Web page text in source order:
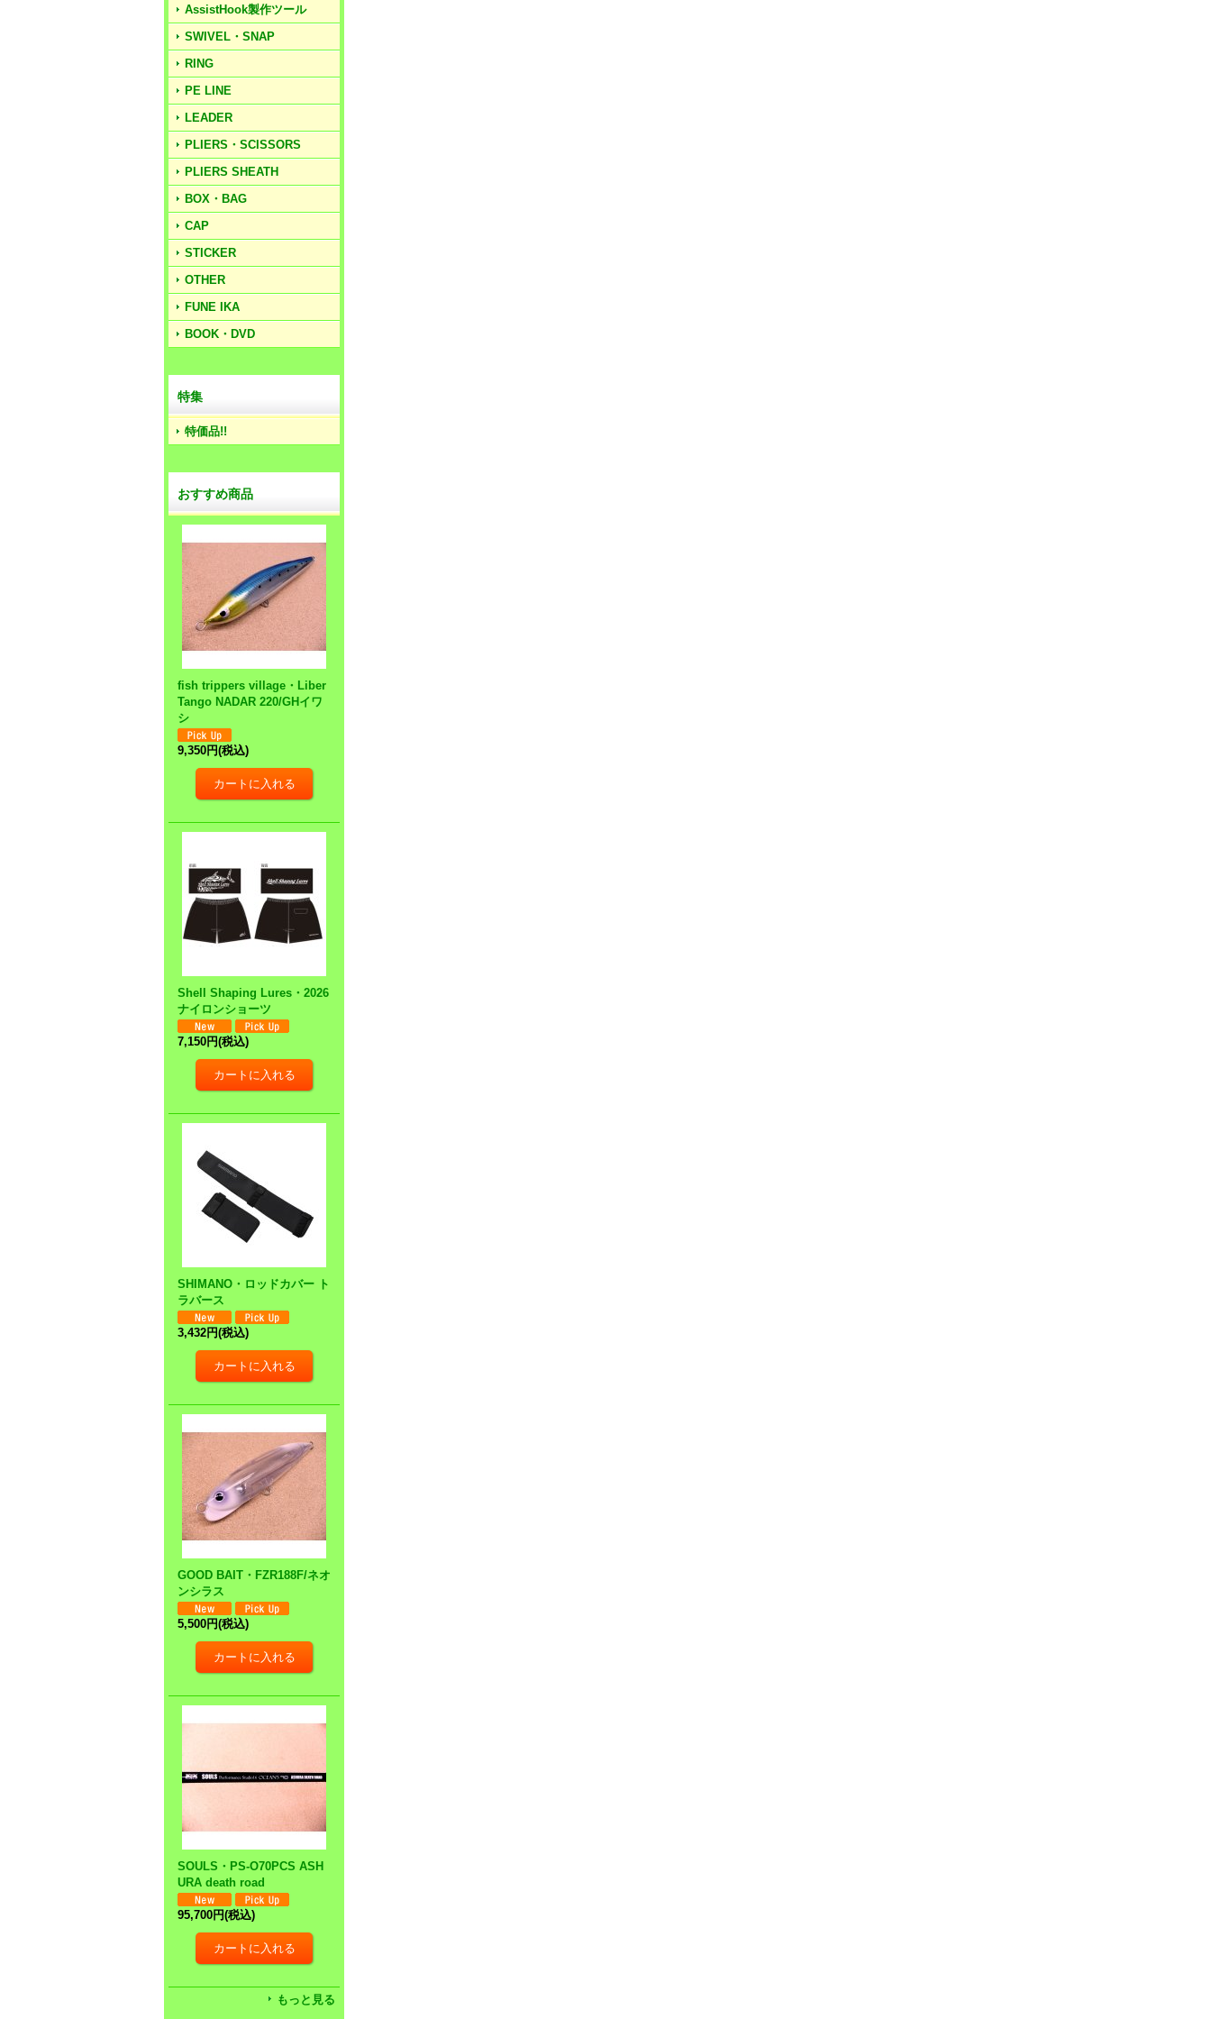
AssistHook製作ツール
SWIVEL・SNAP
RING
PE LINE
LEADER
PLIERS・SCISSORS
PLIERS SHEATH
BOX・BAG
CAP
STICKER
OTHER
FUNE IKA
BOOK・DVD
特集
特価品!!
おすすめ商品
fish trippers village・Liber
Tango NADAR 220/GHイワ
シ
9,350円(税込)
Shell Shaping Lures・2026
ナイロンショーツ
7,150円(税込)
SHIMANO・ロッドカバー ト
ラバース
3,432円(税込)
GOOD BAIT・FZR188F/ネオ
ンシラス
5,500円(税込)
SOULS・PS-O70PCS ASH
URA death road
95,700円(税込)
もっと見る